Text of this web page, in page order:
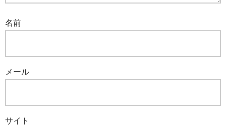
名前
メール
サイト